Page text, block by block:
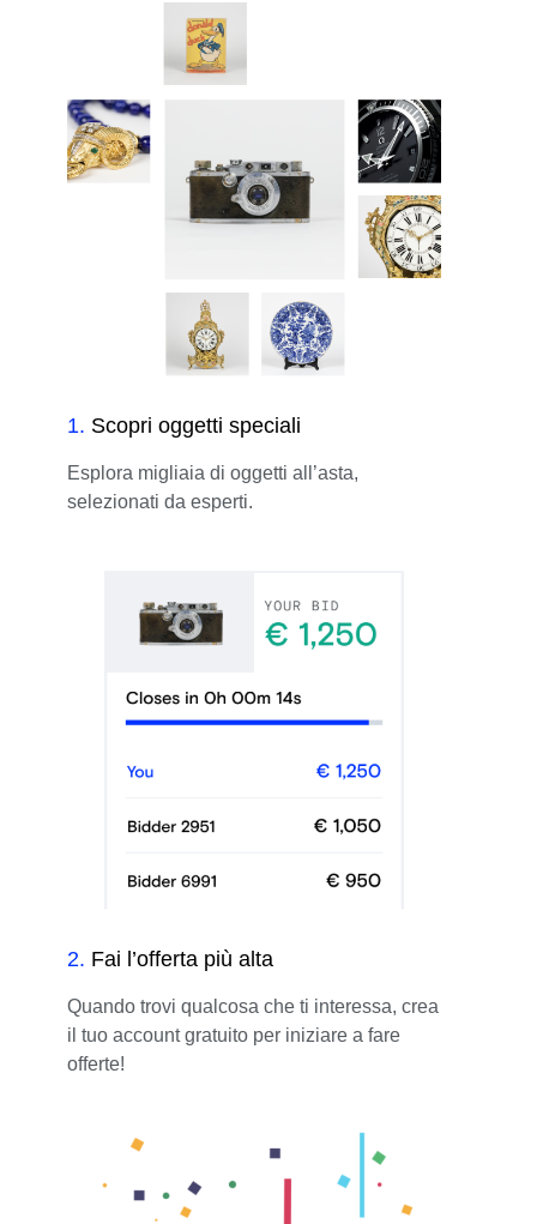
1. Scopri oggetti speciali
Esplora migliaia di oggetti all’asta,
selezionati da esperti.
2. Fai l’offerta più alta
Quando trovi qualcosa che ti interessa, crea
il tuo account gratuito per iniziare a fare
offerte!